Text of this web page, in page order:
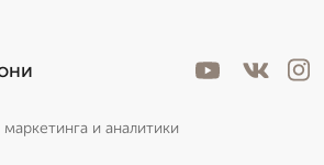
и аналитики